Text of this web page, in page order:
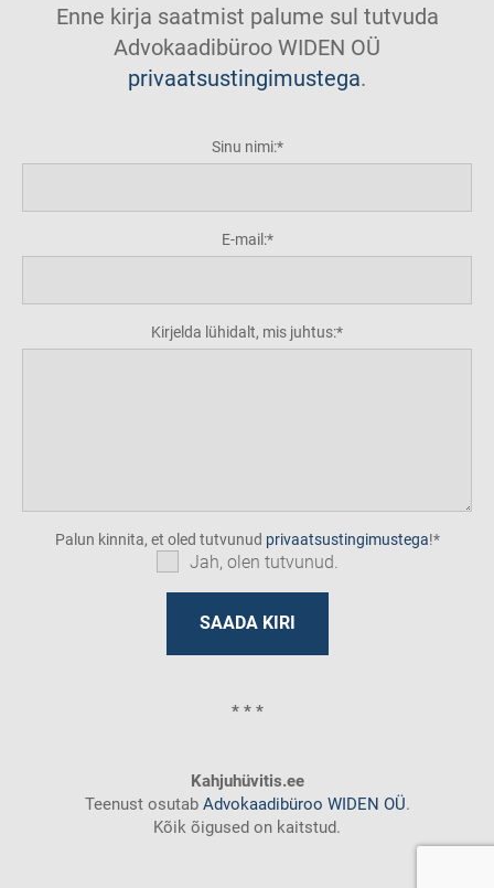
Enne kirja saatmist palume sul tutvuda
Advokaadibüroo WIDEN OÜ
privaatsustingimustega.
Sinu nimi:
E-mail:
Kirjelda lühidalt, mis juhtus:
Palun kinnita, et oled tutvunud privaatsustingimustega!
Jah, olen tutvunud.
* * *
Kahjuhüvitis.ee
Teenust osutabAdvokaadibüroo WIDEN OÜ.
Kõik õigused on kaitstud.